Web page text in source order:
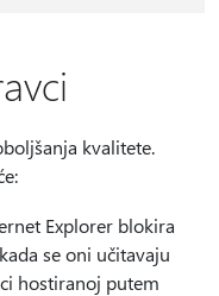
kvalitete.
Explorer blokira
se oni učitavaju
hostiranoj putem